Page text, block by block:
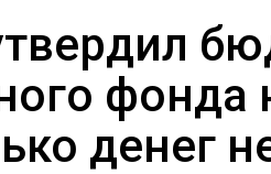
фонда
денег